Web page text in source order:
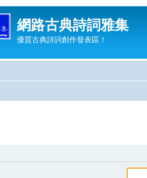
網路古典詩詞雅集
優質古典詩詞創作發表區！